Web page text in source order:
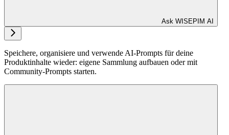
Ask WISEPIM AI
Speichere, organisiere und verwende AI-Prompts für deine
Produktinhalte wieder: eigene Sammlung aufbauen oder mit
Community-Prompts starten.